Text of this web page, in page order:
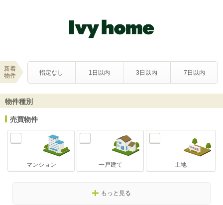
新着
物件
指定なし 1日以内 3日以内 7日以内
物件種別
売買物件
マンション 一戸建て 土地
もっと見る